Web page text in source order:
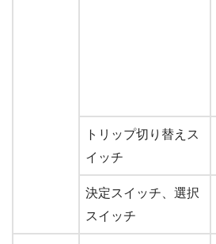
トリップ切り替えス
イッチ
決定スイッチ、選択
スイッチ